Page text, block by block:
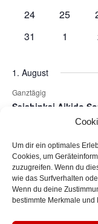
Um dir ein optimales
Cookies, um
zuzugreifen. Wenn du
wie das Surfverhalten
Wenn du deine
bestimmte Merkmale
0
24
0
25
0
31
0
1
1. August
Ganztägig
Seishinkai Aikido